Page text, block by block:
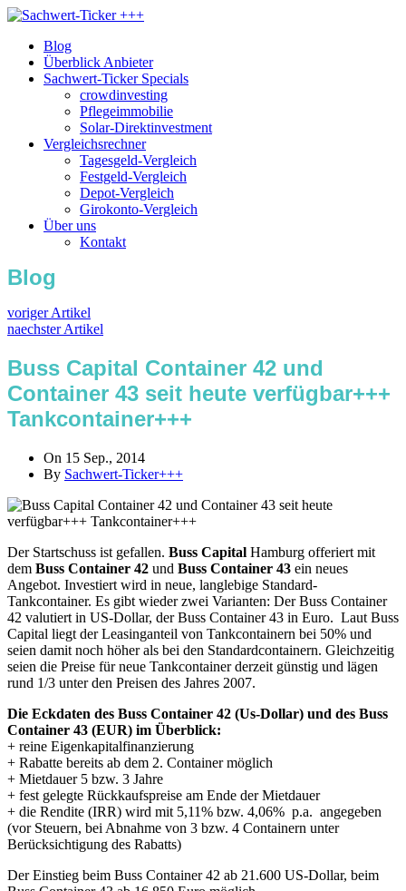
Blog
Überblick Anbieter
Sachwert-Ticker Specials
crowdinvesting
Pflegeimmobilie
Solar-Direktinvestment
Vergleichsrechner
Tagesgeld-Vergleich
Festgeld-Vergleich
Depot-Vergleich
Girokonto-Vergleich
Über uns
Kontakt
Blog
voriger Artikel
naechster Artikel
Buss Capital Container 42 und
Container 43 seit heute verfügbar+++
Tankcontainer+++
On 15 Sep., 2014
By Sachwert-Ticker+++
Der Startschuss ist gefallen. Buss Capital Hamburg offeriert mit
dem Buss Container 42 und Buss Container 43 ein neues
Angebot. Investiert wird in neue, langlebige Standard-
Tankcontainer. Es gibt wieder zwei Varianten: Der Buss Container
42 valutiert in US-Dollar, der Buss Container 43 in Euro. Laut Buss
Capital liegt der Leasinganteil von Tankcontainern bei 50% und
seien damit noch höher als bei den Standardcontainern. Gleichzeitig
seien die Preise für neue Tankcontainer derzeit günstig und lägen
rund 1/3 unter den Preisen des Jahres 2007.
Die Eckdaten des Buss Container 42 (Us-Dollar) und des Buss
Container 43 (EUR) im Überblick:
+ reine Eigenkapitalfinanzierung
+ Rabatte bereits ab dem 2. Container möglich
+ Mietdauer 5 bzw. 3 Jahre
+ fest gelegte Rückkaufspreise am Ende der Mietdauer
+ die Rendite (IRR) wird mit 5,11% bzw. 4,06% p.a. angegeben
(vor Steuern, bei Abnahme von 3 bzw. 4 Containern unter
Berücksichtigung des Rabatts)
Der Einstieg beim Buss Container 42 ab 21.600 US-Dollar, beim